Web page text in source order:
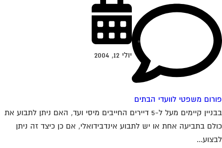
משפטי לוועדי הבתים
יולי 12, 2004
בבניין קיימים מעל ל-5 דיירים החייבים מיסי ועד, האם ניתן לתבוע את
בתביעה אחת או יש לתבוע אינדבידואלי, אם כן כיצד זה ניתן